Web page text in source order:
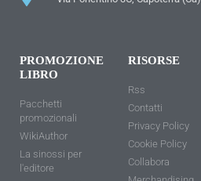
PROMOZIONE
LIBRO
Pacchetti
promozionali
WikiAuthor
La sinossi per
l'editore
RISORSE
Rss
Contatti
Privacy Policy
Cookie Policy
Collabora